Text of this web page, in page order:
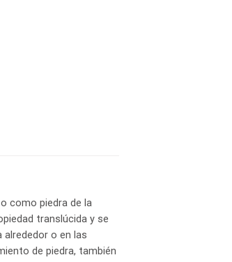
como piedra de la
translúcida y se
alrededor o en las
de piedra, también